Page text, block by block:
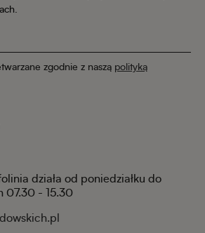
zgodnie z naszą polityką
działa od poniedziałku do
07.30 - 15.30